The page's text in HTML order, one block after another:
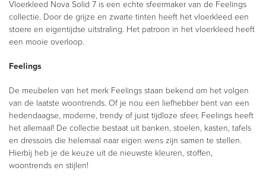
Vloerkleed Nova Solid 7 is een echte sfeermaker van de Feelings
collectie. Door de grijze en zwarte tinten heeft het vloerkleed een
stoere en eigentijdse uitstraling. Het patroon in het vloerkleed heeft
een mooie overloop.
Feelings
De meubelen van het merk Feelings staan bekend om het volgen
van de laatste woontrends. Of je nou een liefhebber bent van een
hedendaagse, moderne, trendy of juist tijdloze sfeer, Feelings heeft
het allemaal! De collectie bestaat uit banken, stoelen, kasten, tafels
en dressoirs die helemaal naar eigen wens zijn samen te stellen.
Hierbij heb je de keuze uit de nieuwste kleuren, stoffen,
woontrends en stijlen!